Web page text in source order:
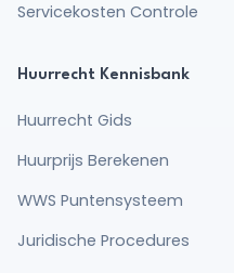
Servicekosten Controle
Huurrecht Kennisbank
Huurrecht Gids
Huurprijs Berekenen
WWS Puntensysteem
Juridische Procedures